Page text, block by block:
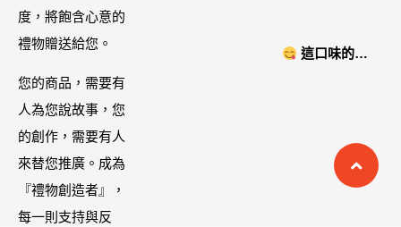
度，將飽含心意的
禮物贈送給您。
您的商品，需要有
人為您說故事，您
的創作，需要有人
來替您推廣。成為
『禮物創造者』，
每一則支持與反
家，奈米微電
【ZPLAI】額
NYONYA」美
哩大廚！酸菜
魚也超讚
這口味的即